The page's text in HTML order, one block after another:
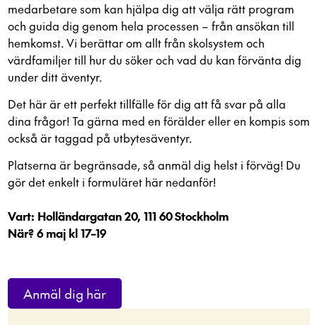
medarbetare som kan hjälpa dig att välja rätt program
och guida dig genom hela processen – från ansökan till
hemkomst. Vi berättar om allt från skolsystem och
värdfamiljer till hur du söker och vad du kan förvänta dig
under ditt äventyr.
Det här är ett perfekt tillfälle för dig att få svar på alla
dina frågor! Ta gärna med en förälder eller en kompis som
också är taggad på utbytesäventyr.
Platserna är begränsade, så anmäl dig helst i förväg! Du
gör det enkelt i formuläret här nedanför!
Vart: Holländargatan 20, 111 60 Stockholm
När? 6 maj kl 17–19
Anmäl dig här